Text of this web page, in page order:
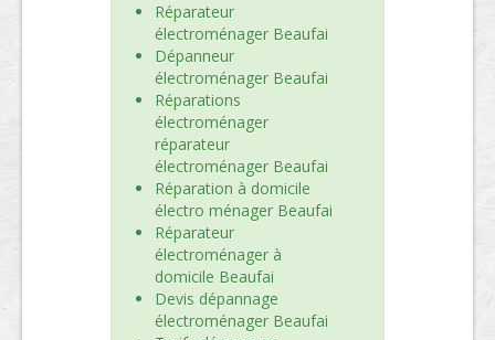
Réparateur
électroménager Beaufai
Dépanneur
électroménager Beaufai
Réparations
électroménager
réparateur
électroménager Beaufai
Réparation à domicile
électro ménager Beaufai
Réparateur
électroménager à
domicile Beaufai
Devis dépannage
électroménager Beaufai